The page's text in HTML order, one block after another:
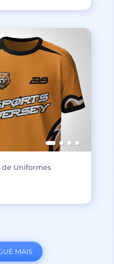
de Uniformes
MAIS